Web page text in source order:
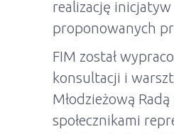
realizację inicjatyw
proponowanych
FIM został
konsultacji i
Młodzieżową
społecznikami